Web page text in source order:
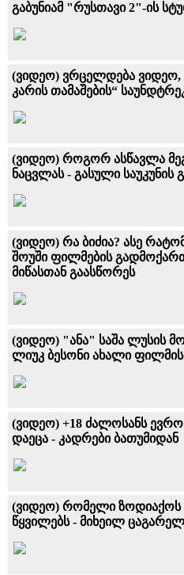
გაბუნიამ "რუსთავი 2"-ის
(ვიდეო) ვრცელდება ვიდეო,
კარის თამაშების“
(ვიდეო) როგორ ასწავლა
ნაცვლას - გასული საუკუნის
(ვიდეო) რა ბიძია? ასე
შოუში ფილმების
მიწასთან გაასწორეს
(ვიდეო) "ანა" საშა ლუსის
ლიუკ ბესონი ახალი
(ვიდეო) +18 ძალოსანს
დაეცა - კადრები ბათუმიდან
(ვიდეო) რომელი ზოდიაქოს
წყვილებს - მიხეილ